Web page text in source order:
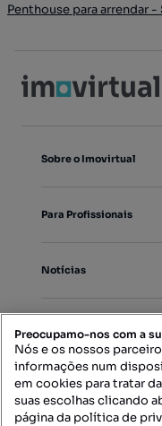
Penthouse para arrendar
Sobre o Imovirtual
Para Profissionais
Notícias
Mapa do Site
Preocupamo-nos com a
Nós e os nossos
informações num
em cookies para tratar
suas escolhas clicando
página da política de